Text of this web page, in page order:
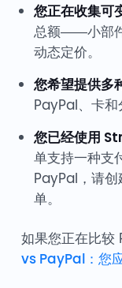
您正在收集可
总额——小部
动态定价。
您希望提供多
PayPal、卡和
您已经使用
单支持一种
PayPal，请
单。
如果您正在比较
vs PayPal：您